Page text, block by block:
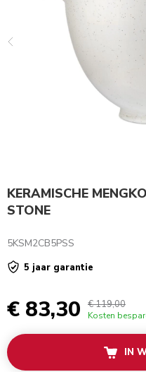
KERAMISCHE
STONE
5KSM2CB5PSS
5 jaar garantie
€ 83,30 € 119,00
Kosten
IN